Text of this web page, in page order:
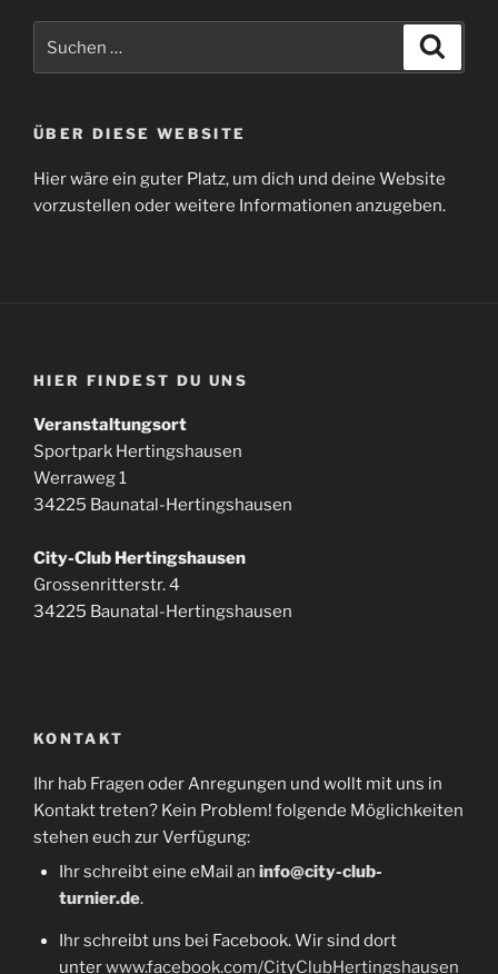
nach:
ÜBER DIESE WEBSITE
Hier wäre ein guter Platz, um dich und deine Website
vorzustellen oder weitere Informationen anzugeben.
HIER FINDEST DU UNS
Veranstaltungsort
Sportpark Hertingshausen
Werraweg 1
34225 Baunatal-Hertingshausen
City-Club Hertingshausen
Grossenritterstr. 4
34225 Baunatal-Hertingshausen
KONTAKT
Ihr hab Fragen oder Anregungen und wollt mit uns in
Kontakt treten? Kein Problem! folgende Möglichkeiten
stehen euch zur Verfügung:
Ihr schreibt eine eMail an info@city-club-
turnier.de.
Ihr schreibt uns bei Facebook. Wir sind dort
unterwww.facebook.com/CityClubHertingshausen